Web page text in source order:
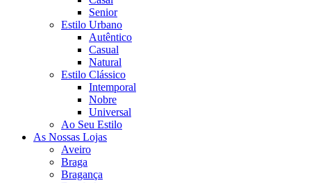
Senior
Estilo Urbano
Autêntico
Casual
Natural
Estilo Clássico
Intemporal
Nobre
Universal
Ao Seu Estilo
As Nossas Lojas
Aveiro
Braga
Bragança